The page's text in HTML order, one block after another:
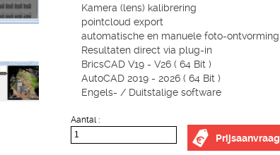
Kamera (lens) kalibrering
pointcloud export
automatische en manuele foto-ontvorming
Resultaten direct via plug-in
BricsCAD V19 - V26 ( 64 Bit )
AutoCAD 2019 - 2026 ( 64 Bit )
Engels- / Duitstalige software
Aantal :
Prijsaanvraag